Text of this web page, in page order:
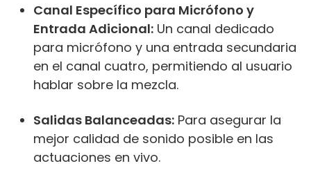
Canal Específico para Micrófono y
Entrada Adicional: Un canal dedicado
para micrófono y una entrada secundaria
en el canal cuatro, permitiendo al usuario
hablar sobre la mezcla.
Salidas Balanceadas: Para asegurar la
mejor calidad de sonido posible en las
actuaciones en vivo.